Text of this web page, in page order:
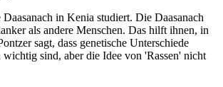
in Kenia studiert. Die Daasanach
als andere Menschen. Das hilft ihnen, in
sagt, dass genetische Unterschiede
sind, aber die Idee von 'Rassen' nicht